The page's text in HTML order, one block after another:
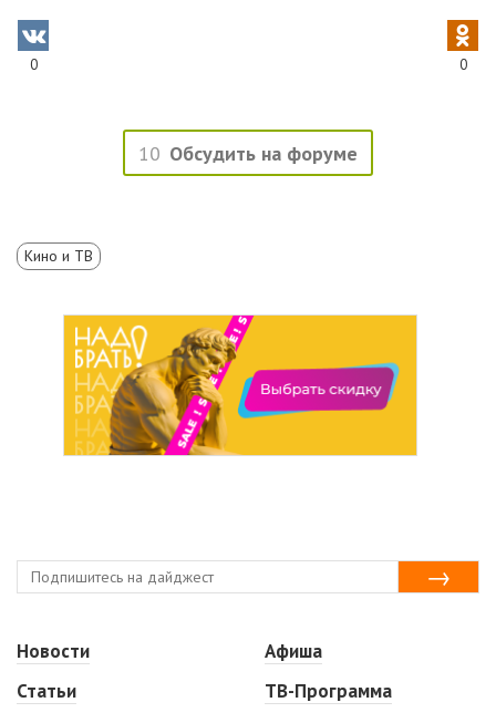
0 0
10 Обсудить на форуме
Кино и ТВ
Новости
Статьи
Афиша
ТВ-Программа